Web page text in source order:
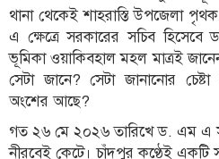
তথ্য-
প্রযুক্তি
মতামত
ধর্ম
শিশু-
থানা থেকেই শাহরাস্তি উপজেলা
এ ক্ষেত্রে সরকারের সচিব
ভূমিকা ওয়াকিবহাল মহল মাত্রই
সেটা জানে? সেটা জানানোর
অংশের আছে?
গত ২৬ মে ২০২৬ তারিখে ড. এম এ
নীরবেই কেটে। চাঁদপুর কণ্ঠেই একটি